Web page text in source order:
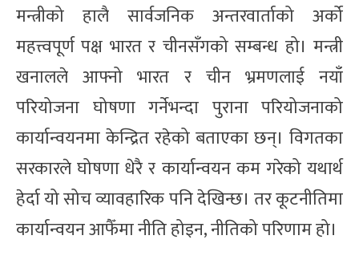
मन्त्रीको हालै सार्वजनिक अन्तरवार्ताको अर्को
महत्त्वपूर्ण पक्ष भारत र चीनसँगको सम्बन्ध हो। मन्त्री
खनालले आफ्नो भारत र चीन भ्रमणलाई नयाँ
परियोजना घोषणा गर्नेभन्दा पुराना परियोजनाको
कार्यान्वयनमा केन्द्रित रहेको बताएका छन्। विगतका
सरकारले घोषणा धेरै र कार्यान्वयन कम गरेको यथार्थ
हेर्दा यो सोच व्यावहारिक पनि देखिन्छ। तर कूटनीतिमा
कार्यान्वयन आफैँमा नीति होइन, नीतिको परिणाम हो।